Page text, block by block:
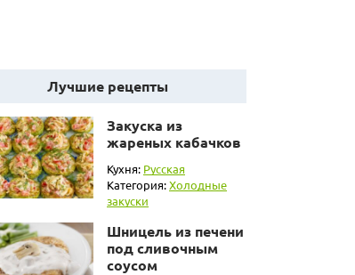
Лучшие рецепты
Закуска из
жареных кабачков
Кухня: Русская
Категория:Холодные
закуски
Шницель из печени
под сливочным
соусом